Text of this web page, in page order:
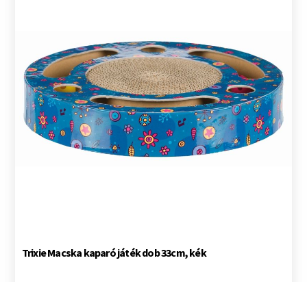
Trixie Macska kaparó játék dob 33cm, kék